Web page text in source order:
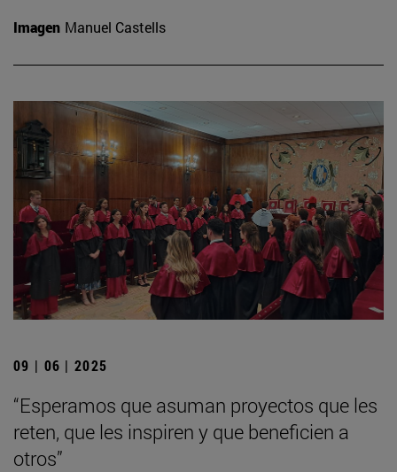
Imagen Manuel Castells
09 | 06 | 2025
“Esperamos que asuman proyectos que les
reten, que les inspiren y que beneficien a
otros”